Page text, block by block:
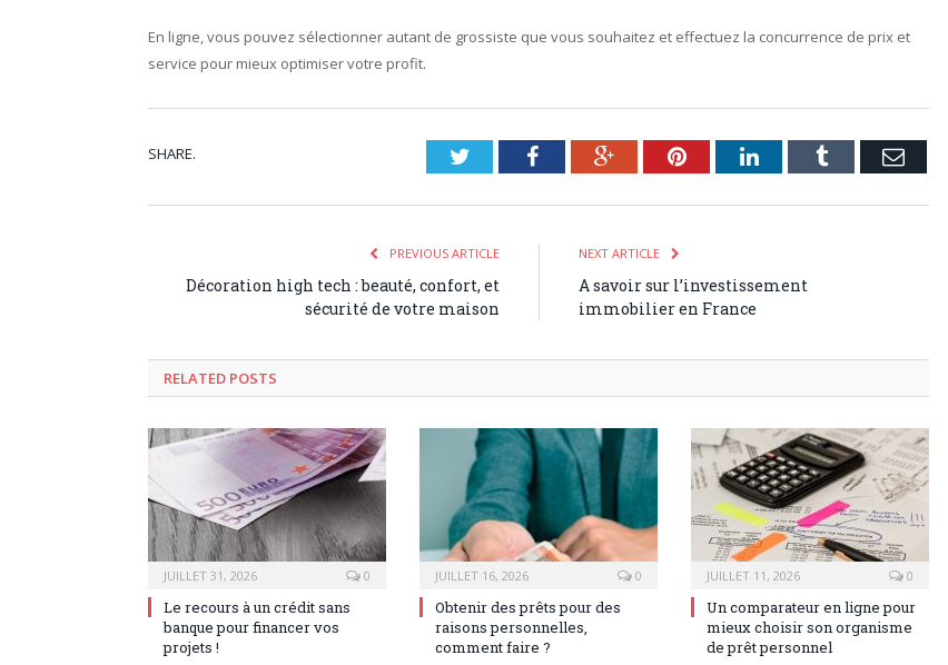
En ligne, vous pouvez sélectionner autant de grossiste que vous souhaitez et effectuez la concurrence de prix et
service pour mieux optimiser votre profit.
SHARE. TwitterFacebookGoogle+PinterestLinkedInTumblr Email
PREVIOUS ARTICLE
Décoration high tech : beauté, confort, et
sécurité de votre maison
NEXT ARTICLE
A savoir sur l’investissement
immobilier en France
RELATED POSTS
JUILLET 31, 2026 0
Le recours à un crédit sans
banque pour financer vos
projets !
JUILLET 16, 2026 0
Obtenir des prêts pour des
raisons personnelles,
comment faire ?
JUILLET 11, 2026 0
Un comparateur en ligne pour
mieux choisir son organisme
de prêt personnel